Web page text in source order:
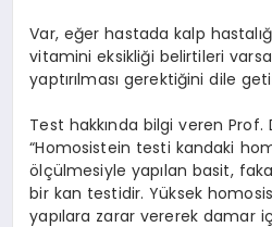
Var, eğer hastada kalp
vitamini eksikliği belirtileri
yaptırılması gerektiğini dile
Test hakkında bilgi veren Prof.
“Homosistein testi kandaki
ölçülmesiyle yapılan basit,
bir kan testidir. Yüksek
yapılara zarar vererek damar